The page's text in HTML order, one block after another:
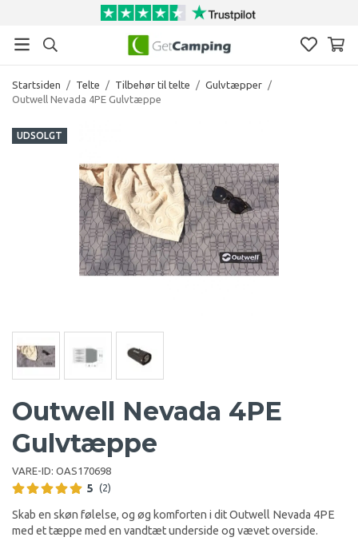
Startsiden / Telte / Tilbehør til telte / Gulvtæpper /
Outwell Nevada 4PE Gulvtæppe
UDSOLGT
Outwell Nevada 4PE
Gulvtæppe
VARE-ID: OAS170698
5 (2)
Skab en skøn følelse, og øg komforten i dit Outwell Nevada 4PE
med et tæppe med en vandtæt underside og vævet overside.